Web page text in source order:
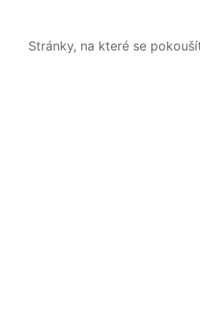
Stránky, na které se